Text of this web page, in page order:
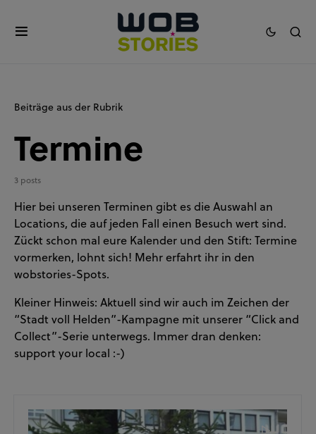
Beiträge aus der Rubrik
Termine
3 posts
Hier bei unseren Terminen gibt es die Auswahl an
Locations, die auf jeden Fall einen Besuch wert sind.
Zückt schon mal eure Kalender und den Stift: Termine
vormerken, lohnt sich! Mehr erfahrt ihr in den
wobstories-Spots.
Kleiner Hinweis: Aktuell sind wir auch im Zeichen der
“Stadt voll Helden”-Kampagne mit unserer “Click and
Collect”-Serie unterwegs. Immer dran denken:
support your local :-)